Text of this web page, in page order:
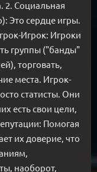
2. Социальная
Это сердце игры.
Игрок: Игроки
группы ("банды"
торговать,
места. Игрок-
статисты. Они
есть свои цели,
Помогая
их доверие, что
наоборот,